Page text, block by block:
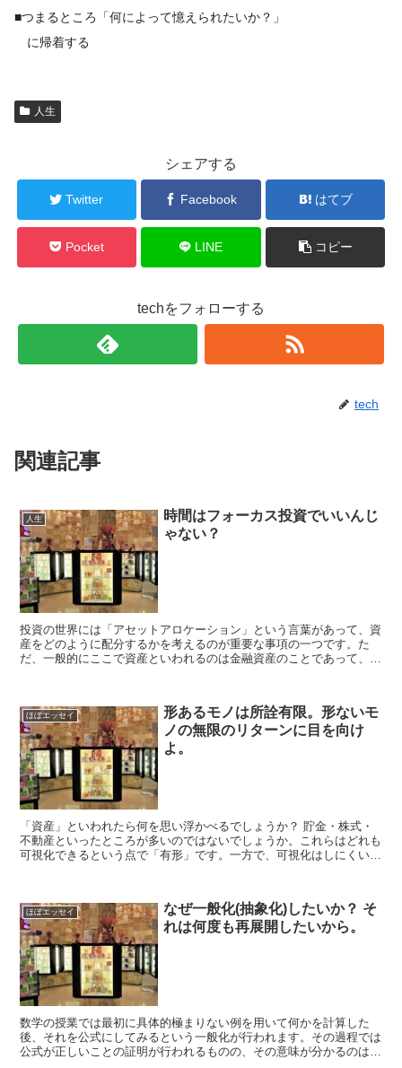
■つまるところ「何によって憶えられたいか？」
に帰着する
人生
シェアする
Twitter Facebook はてブ
Pocket LINE コピー
techをフォローする
tech
関連記事
人生
時間はフォーカス投資でいいんじ
ゃない？
投資の世界には「アセットアロケーション」という言葉があって、資
産をどのように配分するかを考えるのが重要な事項の一つです。た
だ、一般的にここで資産といわれるのは金融資産のことであって、そ
ほぼエッセイ
形あるモノは所詮有限。形ないモ
ノの無限のリターンに目を向け
よ。
「資産」といわれたら何を思い浮かべるでしょうか？ 貯金・株式・
不動産といったところが多いのではないでしょうか。これらはどれも
可視化できるという点で「有形」です。一方で、可視化はしにくいも
ほぼエッセイ
なぜ一般化(抽象化)したいか？ そ
れは何度も再展開したいから。
数学の授業では最初に具体的極まりない例を用いて何かを計算した
後、それを公式にしてみるという一般化が行われます。その過程では
公式が正しいことの証明が行われるものの、その意味が分かるのは